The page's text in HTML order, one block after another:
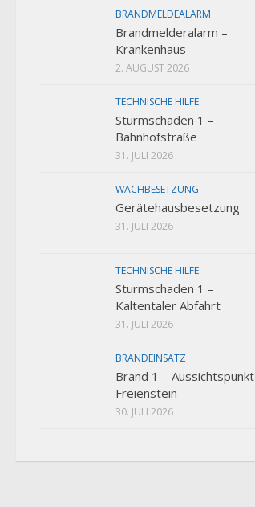
BRANDMELDEALARM
Brandmelderalarm –
Krankenhaus
2. AUGUST 2026
TECHNISCHE HILFE
Sturmschaden 1 –
Bahnhofstraße
31. JULI 2026
WACHBESETZUNG
Gerätehausbesetzung
31. JULI 2026
TECHNISCHE HILFE
Sturmschaden 1 –
Kaltentaler Abfahrt
31. JULI 2026
BRANDEINSATZ
Brand 1 – Aussichtspunkt
Freienstein
30. JULI 2026